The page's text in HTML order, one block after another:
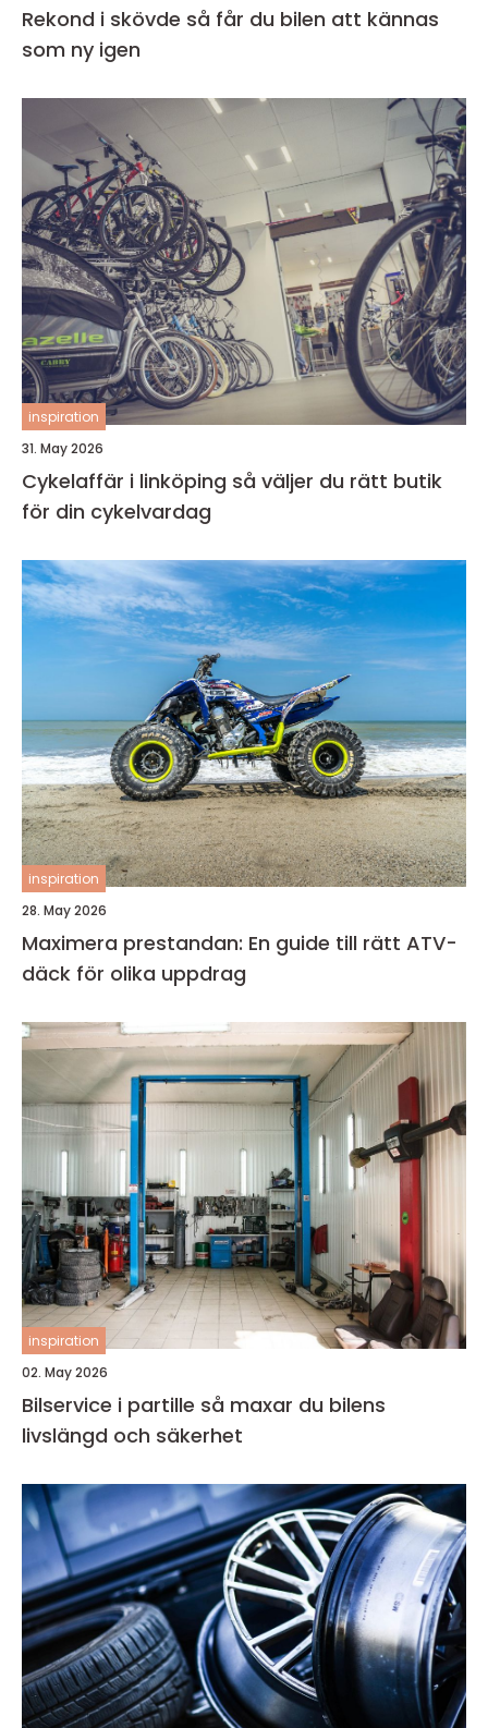
Rekond i skövde så får du bilen att kännas
som ny igen
inspiration
31. May 2026
Cykelaffär i linköping så väljer du rätt butik
för din cykelvardag
inspiration
28. May 2026
Maximera prestandan: En guide till rätt ATV-
däck för olika uppdrag
inspiration
02. May 2026
Bilservice i partille så maxar du bilens
livslängd och säkerhet